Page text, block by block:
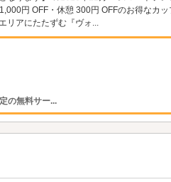
円 OFF・休憩 300円 OFFのお得なカ
リアにたたずむ『ヴォ...
の無料サー...